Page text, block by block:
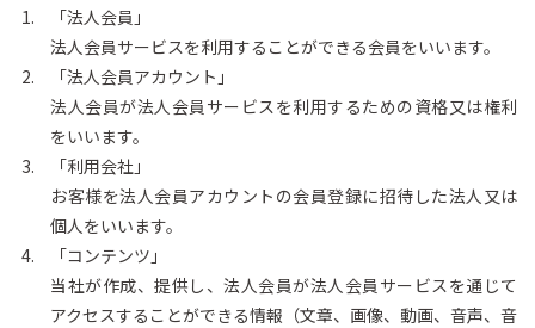
「法人会員」
法人会員サービスを利用することができる会員をいいます。
「法人会員アカウント」
法人会員が法人会員サービスを利用するための資格又は権利
をいいます。
「利用会社」
お客様を法人会員アカウントの会員登録に招待した法人又は
個人をいいます。
「コンテンツ」
当社が作成、提供し、法人会員が法人会員サービスを通じて
アクセスすることができる情報（文章、画像、動画、音声、音